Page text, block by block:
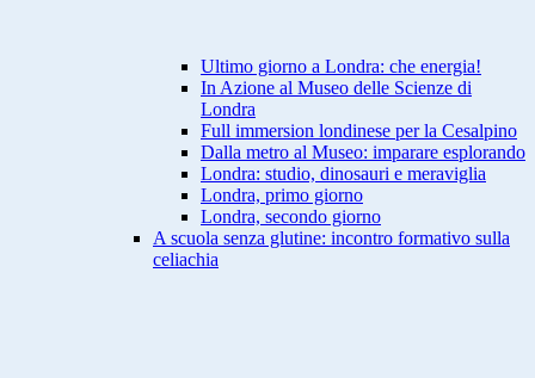
Ultimo giorno a Londra: che energia!
In Azione al Museo delle Scienze di
Londra
Full immersion londinese per la Cesalpino
Dalla metro al Museo: imparare esplorando
Londra: studio, dinosauri e meraviglia
Londra, primo giorno
Londra, secondo giorno
A scuola senza glutine: incontro formativo sulla
celiachia